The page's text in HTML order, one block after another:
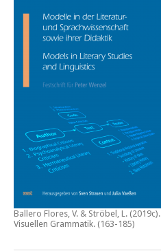
Ballero Flores, V. & Ströbel, L. (2019c).
Visuellen Grammatik. (163-185)